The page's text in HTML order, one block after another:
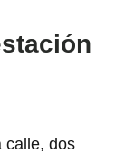
calle, dos